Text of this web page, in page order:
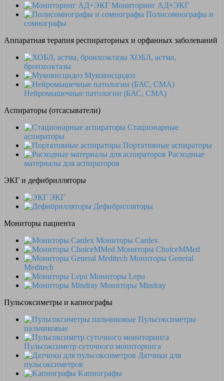
Мониторинг АД+ЭКГ
Полисомнографы и
сомнографы
Аппаратная терапия респираторных и орфанных заболеваний
ХОБЛ, астма,
бронхоэктазы
Муковисцидоз
Нейромышечные патологии (БАС, СМА)
Аспираторы (отсасыватели)
Стационарные
аспираторы
Портативные аспираторы
Расходные
материалы для аспираторов
ЭКГ и дефибрилляторы
ЭКГ
Дефибрилляторы
Мониторы пациента
Мониторы Cardex
Мониторы ChoiceMMed
Мониторы General
Meditech
Мониторы Lepu
Мониторы Mindray
Пульсоксиметры и капнографы
Пульсоксиметры
пальчиковые
Пульсоксиметр суточного мониторинга
Датчики для
пульсоксиметров
Kапнографы